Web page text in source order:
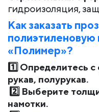
гидроизоляция,
Как заказать
полиэтиленовую
«Полимер»?
1️⃣ Определитесь с
рукав, полурукав.
2️⃣ Выберите
намотки.